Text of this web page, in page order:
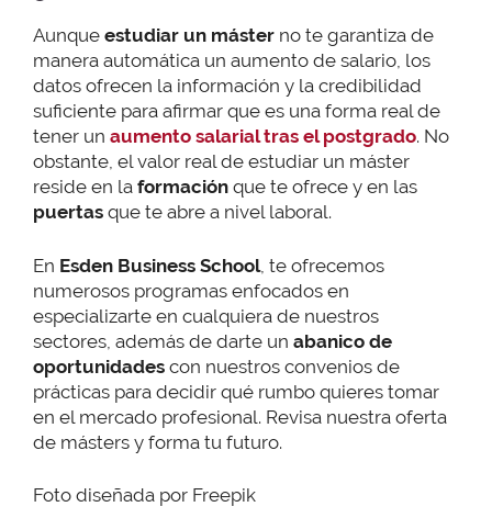
Aunque estudiar un máster no te garantiza de
manera automática un aumento de salario, los
datos ofrecen la información y la credibilidad
suficiente para afirmar que es una forma real de
tener un aumento salarial tras el postgrado. No
obstante, el valor real de estudiar un máster
reside en la formación que te ofrece y en las
puertas que te abre a nivel laboral.
En Esden Business School, te ofrecemos
numerosos programas enfocados en
especializarte en cualquiera de nuestros
sectores, además de darte un abanico de
oportunidades con nuestros convenios de
prácticas para decidir qué rumbo quieres tomar
en el mercado profesional. Revisa nuestra oferta
de másters y forma tu futuro.
Foto diseñada por Freepik